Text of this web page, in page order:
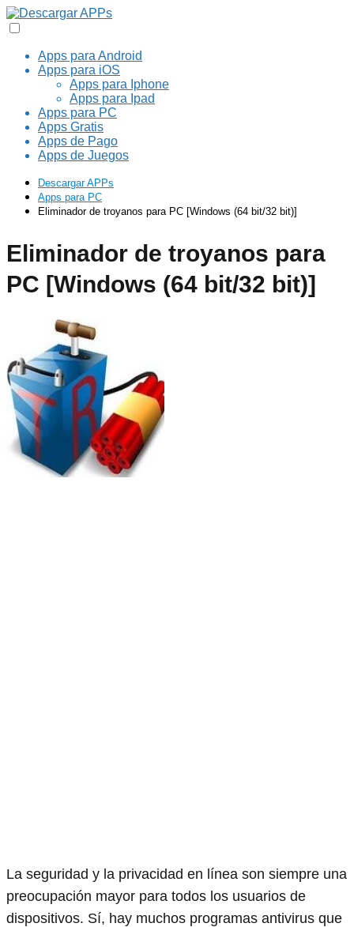
Apps para Android
Apps para iOS
Apps para Iphone
Apps para Ipad
Apps para PC
Apps Gratis
Apps de Pago
Apps de Juegos
Descargar APPs
Apps para PC
Eliminador de troyanos para PC [Windows (64 bit/32 bit)]
Eliminador de troyanos para
PC [Windows (64 bit/32 bit)]
La seguridad y la privacidad en línea son siempre una
preocupación mayor para todos los usuarios de
dispositivos. Sí, hay muchos programas antivirus que